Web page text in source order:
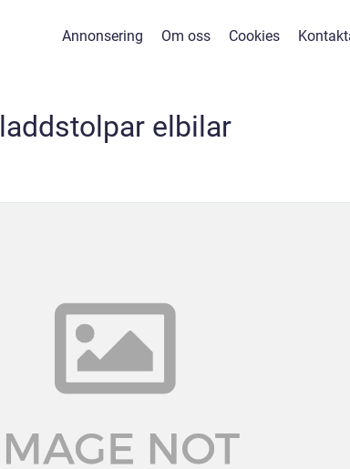
Annonsering Om oss Cookies
laddstolpar elbilar